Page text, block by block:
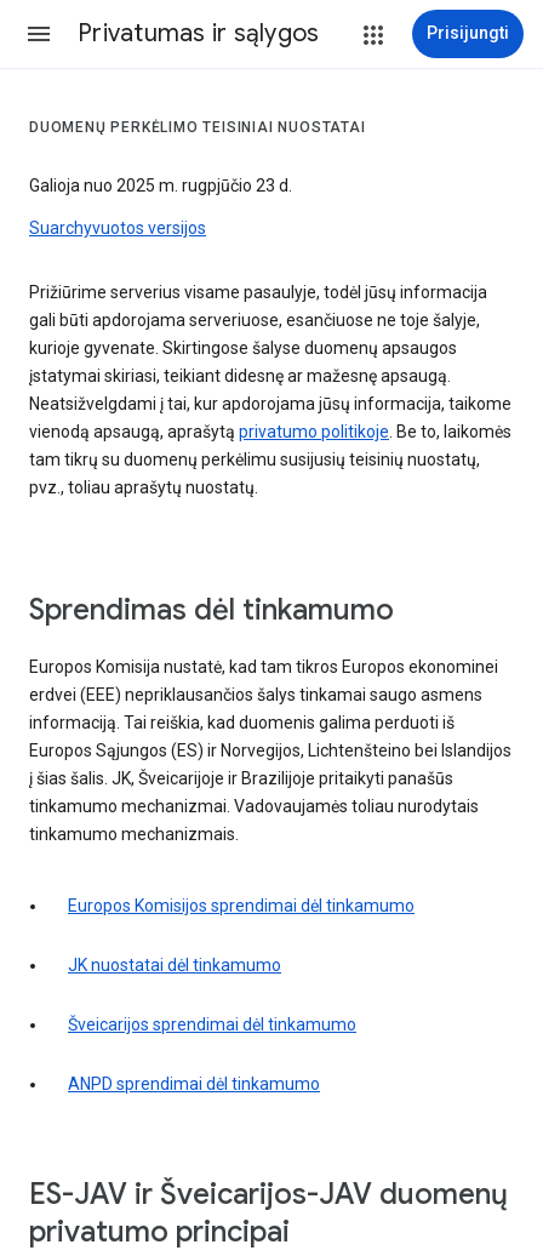
Privatumas ir sąlygos Prisijungti
DUOMENŲ PERKĖLIMO TEISINIAI NUOSTATAI
Galioja nuo 2025 m. rugpjūčio 23 d.
Suarchyvuotos versijos
Prižiūrime serverius visame pasaulyje, todėl jūsų informacija
gali būti apdorojama serveriuose, esančiuose ne toje šalyje,
kurioje gyvenate. Skirtingose šalyse duomenų apsaugos
įstatymai skiriasi, teikiant didesnę ar mažesnę apsaugą.
Neatsižvelgdami į tai, kur apdorojama jūsų informacija, taikome
vienodą apsaugą, aprašytą privatumo politikoje. Be to, laikomės
tam tikrų su duomenų perkėlimu susijusių teisinių nuostatų,
pvz., toliau aprašytų nuostatų.
Sprendimas dėl tinkamumo
Europos Komisija nustatė, kad tam tikros Europos ekonominei
erdvei (EEE) nepriklausančios šalys tinkamai saugo asmens
informaciją. Tai reiškia, kad duomenis galima perduoti iš
Europos Sąjungos (ES) ir Norvegijos, Lichtenšteino bei Islandijos
į šias šalis. JK, Šveicarijoje ir Brazilijoje pritaikyti panašūs
tinkamumo mechanizmai. Vadovaujamės toliau nurodytais
tinkamumo mechanizmais.
Europos Komisijos sprendimai dėl tinkamumo
JK nuostatai dėl tinkamumo
Šveicarijos sprendimai dėl tinkamumo
ANPD sprendimai dėl tinkamumo
ES-JAV ir Šveicarijos-JAV duomenų
privatumo principai